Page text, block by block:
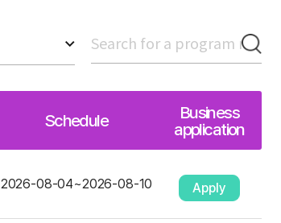
Schedule
Business
application
2026-08-04~2026-08-10 Apply